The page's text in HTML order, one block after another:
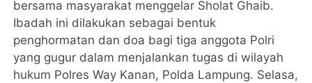
bersama masyarakat menggelar Sholat Ghaib.
Ibadah ini dilakukan sebagai bentuk
penghormatan dan doa bagi tiga anggota Polri
yang gugur dalam menjalankan tugas di wilayah
hukum Polres Way Kanan, Polda Lampung. Selasa,